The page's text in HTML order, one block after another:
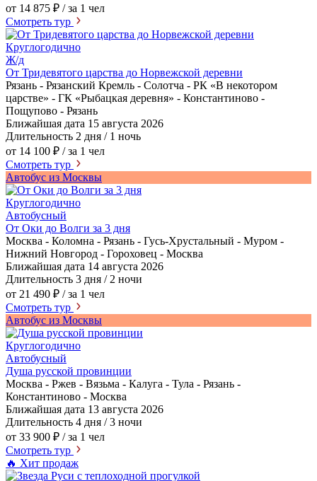
от 14 875 ₽ / за 1 чел
Смотреть тур
Круглогодично
Ж/д
От Тридевятого царства до Норвежской деревни
Рязань - Рязанский Кремль - Солотча - РК «В некотором
царстве» - ГК «Рыбацкая деревня» - Константиново -
Пощупово - Рязань
Ближайшая дата 15 августа 2026
Длительность 2 дня / 1 ночь
от 14 100 ₽ / за 1 чел
Смотреть тур
Автобус из Москвы
Круглогодично
Автобусный
От Оки до Волги за 3 дня
Москва - Коломна - Рязань - Гусь-Хрустальный - Муром -
Нижний Новгород - Гороховец - Москва
Ближайшая дата 14 августа 2026
Длительность 3 дня / 2 ночи
от 21 490 ₽ / за 1 чел
Смотреть тур
Автобус из Москвы
Круглогодично
Автобусный
Душа русской провинции
Москва - Ржев - Вязьма - Калуга - Тула - Рязань -
Константиново - Москва
Ближайшая дата 13 августа 2026
Длительность 4 дня / 3 ночи
от 33 900 ₽ / за 1 чел
Смотреть тур
🔥 Хит продаж